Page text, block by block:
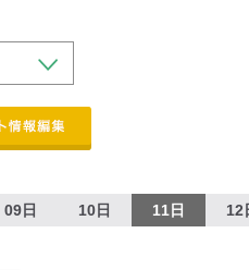
09日 10日 11日 12